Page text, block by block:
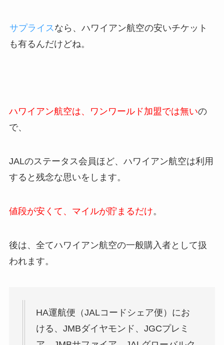
サプライス なら、ハワイアン航空の安いチケット
も有るんだけどね。
ハワイアン航空は、ワンワールド加盟では無いの
で、
JALのステータス会員ほど、ハワイアン航空は利用
すると残念な思いをします。
値段が安くて、マイルが貯まるだけ。
後は、全てハワイアン航空の一般購入者として扱
われます。
HA運航便（JALコードシェア便）にお
ける、JMBダイヤモンド、JGCプレミ